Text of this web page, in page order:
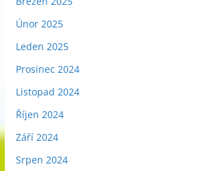
Únor 2025
Leden 2025
Prosinec 2024
Listopad 2024
Říjen 2024
Září 2024
Srpen 2024